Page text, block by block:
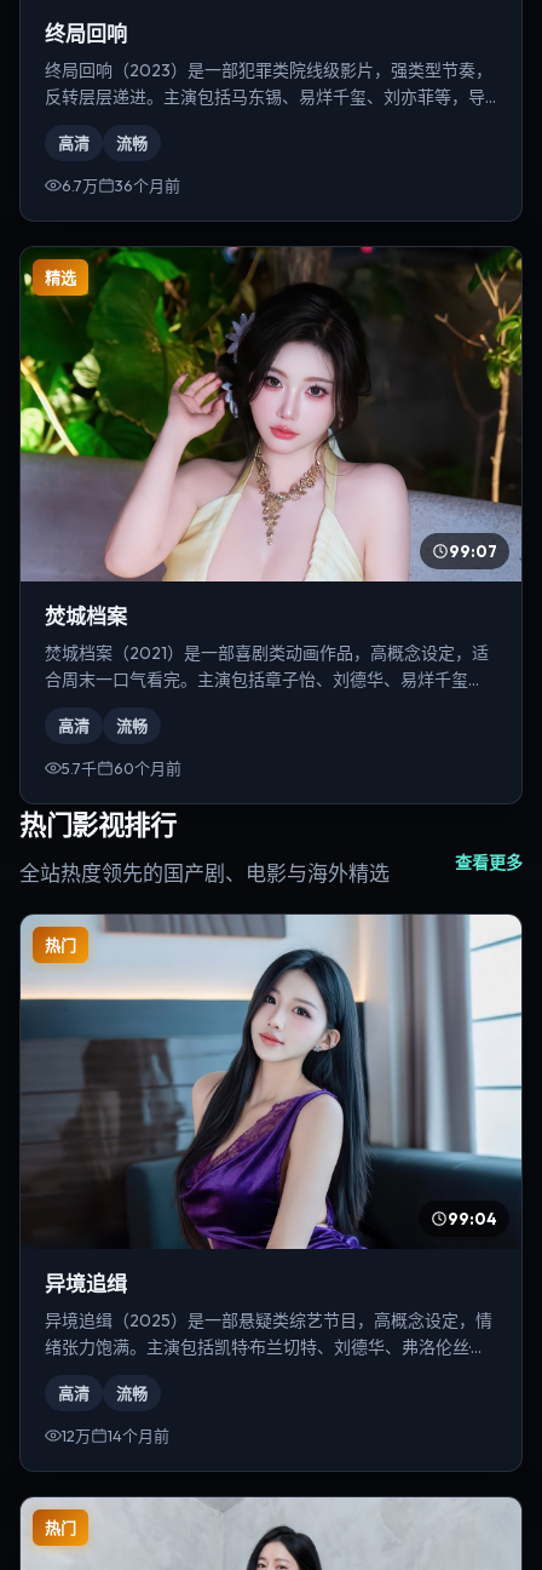
终局回响
终局回响（2023）是一部犯罪类院线级影片，强类型节奏，
反转层层递进。主演包括马东锡、易烊千玺、刘亦菲等，导
高清 流畅
6.7万 36个月前
精选
99:07
焚城档案
焚城档案（2021）是一部喜剧类动画作品，高概念设定，适
合周末一口气看完。主演包括章子怡、刘德华、易烊千玺
高清 流畅
5.7千 60个月前
热门影视排行
全站热度领先的国产剧、电影与海外精选 查看更多
热门
99:04
异境追缉
异境追缉（2025）是一部悬疑类综艺节目，高概念设定，情
绪张力饱满。主演包括凯特·布兰切特、刘德华、弗洛伦丝·皮
高清 流畅
12万 14个月前
热门